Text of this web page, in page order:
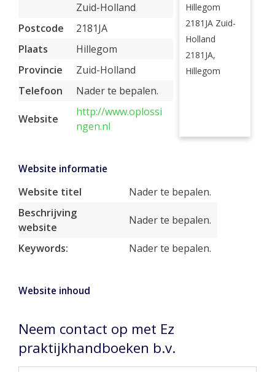
Zuid-Holland
Postcode
2181JA
Plaats
Hillegom
Provincie
Zuid-Holland
Telefoon
Nader te bepalen.
Website
http://www.oplossi
ngen.nl
Hillegom
2181JA Zuid-
Holland
2181JA,
Hillegom
Website informatie
Website titel
Nader te bepalen.
Beschrijving
website
Nader te bepalen.
Keywords: Nader te bepalen.
Website inhoud
Neem contact op met Ez
praktijkhandboeken b.v.